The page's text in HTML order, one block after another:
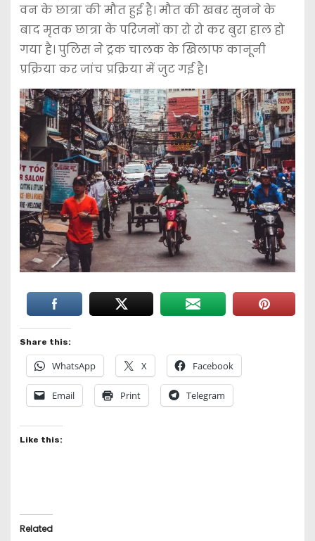
वन के छात्रा की मौत हुई है। मौत की खबर सुनने के
बाद मृतक छात्रा के परिजनों का रो रो कर बुरा हाल हो
गया है। पुलिस ने ट्रक चालक के खिलाफ कानूनी
प्रक्रिया कर जांच प्रक्रिया में जुट गई है।
Share this:
WhatsApp X Facebook
Email Print Telegram
Like this:
Related